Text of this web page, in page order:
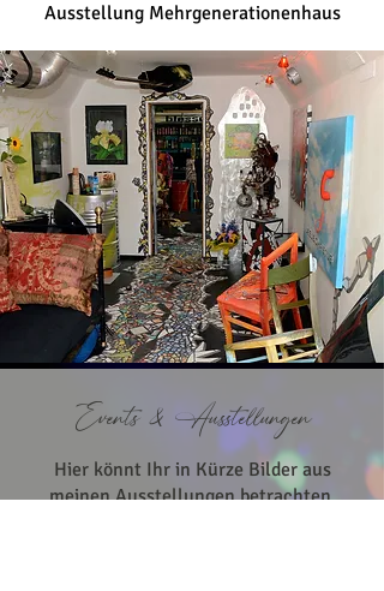
Ausstellung Mehrgenerationenhaus
Events & Ausstellungen
Hier könnt Ihr in Kürze Bilder aus
meinen Ausstellungen betrachten.